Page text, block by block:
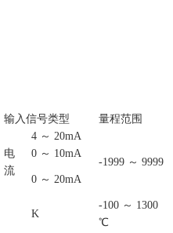
输入信号类型 量程范围
电
流
4 ～ 20mA
-1999 ～ 9999
0 ～ 10mA
0 ～ 20mA
K
-100 ～ 1300
℃